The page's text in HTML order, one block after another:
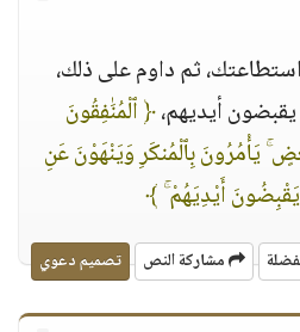
ثم داوم على ذلك،
أيديهم،﴿ ٱلْمُنَٰفِقُونَ
يَأْمُرُونَ بِٱلْمُنكَرِ وَيَنْهَوْنَ عَنِ
أَيْدِيَهُمْ ۚ ﴾
مشاركة النص تصميم دعوي